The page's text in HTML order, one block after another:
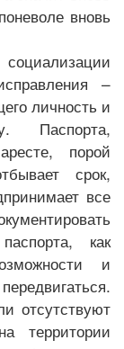
вновь
–
личность и
Паспорта,
порой
срок,
все
как
и
отсутствуют
территории